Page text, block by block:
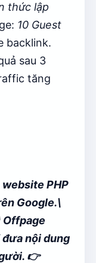
thức lập
10 Guest
backlink.
sau 3
tăng
PHP
Google.\
Offpage
đưa nội dung
👉